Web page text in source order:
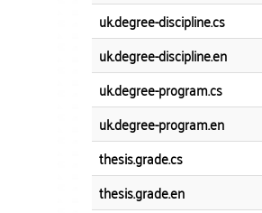
uk.degree-discipline.cs
uk.degree-discipline.en
uk.degree-program.cs
uk.degree-program.en
thesis.grade.cs
thesis.grade.en